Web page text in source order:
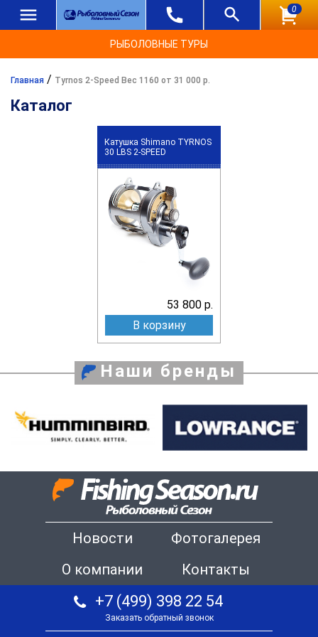
0
РЫБОЛОВНЫЕ ТУРЫ
Главная / Tyrnos 2-Speed Вес 1160 от 31 000 р.
Каталог
Катушка Shimano TYRNOS
30 LBS 2-SPEED
53 800 р.
В корзину
Наши бренды
Новости
Фотогалерея
О компании
Контакты
+7 (499) 398 22 54
Заказать обратный звонок